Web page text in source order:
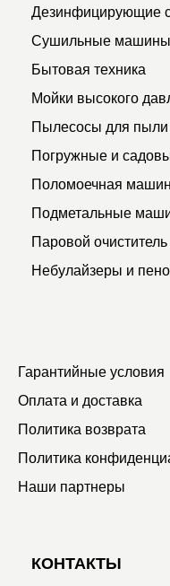
Дезинфицирующие
Сушильные машины
Бытовая техника
Мойки высокого
Пылесосы для пыли
Погружные и
Поломоечная
Подметальные
Паровой
Небулайзеры и
Гарантийные условия
Оплата и доставка
Политика возврата
Политика
Наши партнеры
КОНТАКТЫ